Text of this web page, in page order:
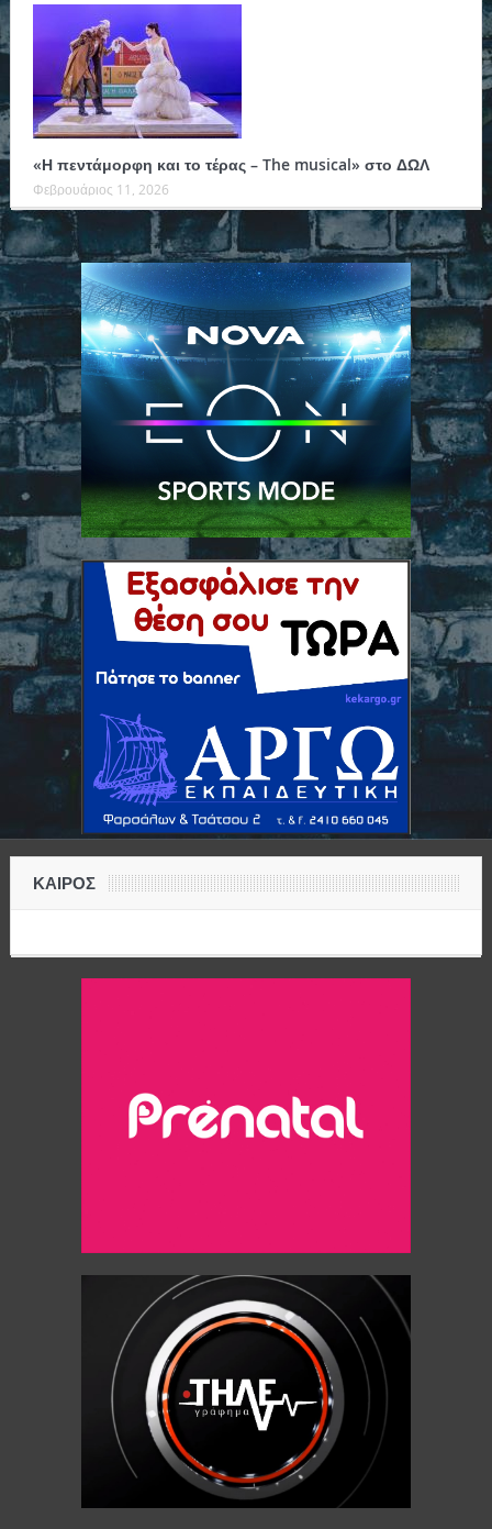
«Η πεντάμορφη και το τέρας – The musical» στο ΔΩΛ
Φεβρουάριος 11, 2026
ΚΑΙΡΟΣ